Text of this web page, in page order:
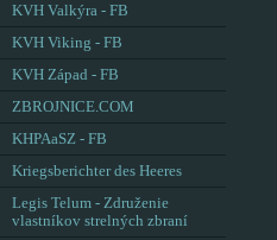
KVH Valkýra - FB
KVH Viking - FB
KVH Západ - FB
ZBROJNICE.COM
KHPAaSZ - FB
Kriegsberichter des Heeres
Legis Telum - Združenie
vlastníkov strelných zbraní